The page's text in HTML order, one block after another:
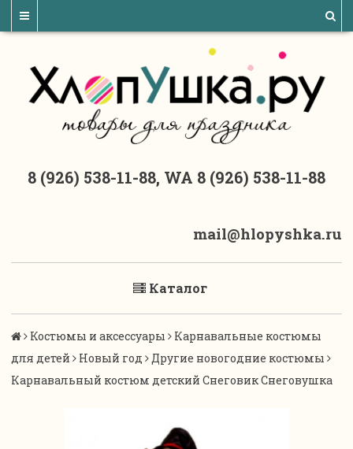
8 (926) 538-11-88, WA 8 (926) 538-11-88
mail@hlopyshka.ru
Каталог
Костюмы и аксессуары
Карнавальные костюмы
для детей
Новый год
Другие новогодние костюмы
Карнавальный костюм детский Снеговик Снеговушка